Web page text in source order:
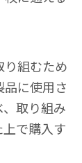
組むため
に使用さ
取り組み
で購入す